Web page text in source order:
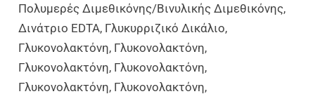
Πολυμερές Διμεθικόνης/βινυλικής Διμεθικόνης,
Δινάτριο EDTA, Γλυκυρριζικό Δικάλιο,
Γλυκονολακτόνη, Γλυκονολακτόνη,
Γλυκονολακτόνη, Γλυκονολακτόνη,
Γλυκονολακτόνη, Γλυκονολακτόνη,